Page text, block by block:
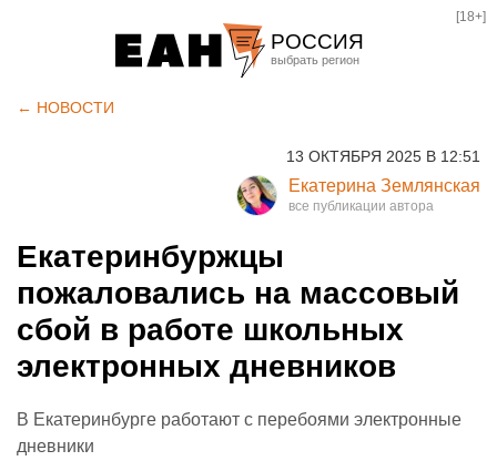
РОССИЯ
Оренбург
[18+]
← НОВОСТИ
13 ОКТЯБРЯ 2025 В 12:51
Екатерина Землянская
Екатеринбуржцы
пожаловались на массовый
сбой в работе школьных
электронных дневников
В Екатеринбурге работают с перебоями электронные
дневники